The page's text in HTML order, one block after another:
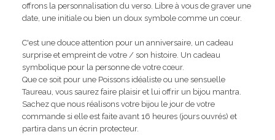
offrons la personnalisation du verso. Libre à vous de graver une
date, une initiale ou bien un doux symbole comme un cœur.
C'est une douce attention pour un anniversaire, un cadeau
surprise et empreint de votre / son histoire. Un cadeau
symbolique pour la personne de votre cœur.
Que ce soit pour une Poissons idéaliste ou une sensuelle
Taureau, vous saurez faire plaisir et lui offrir un bijou mantra.
Sachez que nous réalisons votre bijou le jour de votre
commande si elle est faite avant 16 heures (jours ouvrés) et
partira dans un écrin protecteur.